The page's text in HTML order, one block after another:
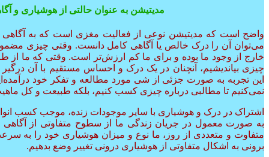
مدیتیشن به عنوان حالتی از هوشیاری و
واضح است که مدیتیشن نوعی از فعالیت مغزی است که به
می‌توان آن را درک خالص یا آگاهی کامل دانست. وقتی چیزی
خارج از وجود ما بوده و برای ما کم ارزش‌تر است. وقتی که ما از
چیزی بیاندیشیم، آنچنان در یک درک و احساس مستقیم با آن
این تجربه به صورت جزئی از شی مورد مطالعه و تفکر خود
نمی‌کنیم تا مطالبی درباره چیزی کسب کنیم، بلکه طبیعت و کل
اشتراک در درک و هوشیاری با سایر موجودات زنده، موجب کسب
به صورت معمول در جریان زندگی ما از سطوح متفاوتی از آگاهی
متفاوت و متعددی از روز، ما نوع و میزان هوشیاری خود را به
برونی به اشکال متفاوتی از هوشیاری درونی تغییر وضع بدهیم.